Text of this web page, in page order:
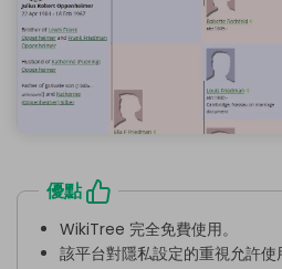
優點
WikiTree 完全免費使用。
該平台對隱私設定的重視允許使